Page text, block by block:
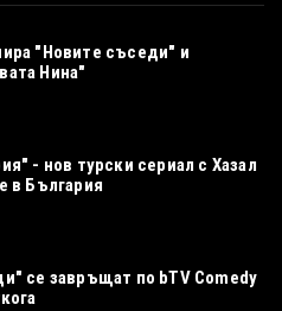
"Новите съседи" и
Нина"
- нов турски сериал с Хазал
в България
се завръщат по bTV Comedy